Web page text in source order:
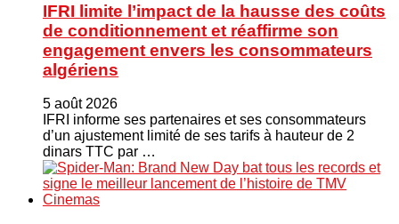
IFRI limite l’impact de la hausse des coûts
de conditionnement et réaffirme son
engagement envers les consommateurs
algériens
5 août 2026
IFRI informe ses partenaires et ses consommateurs
d’un ajustement limité de ses tarifs à hauteur de 2
dinars TTC par …